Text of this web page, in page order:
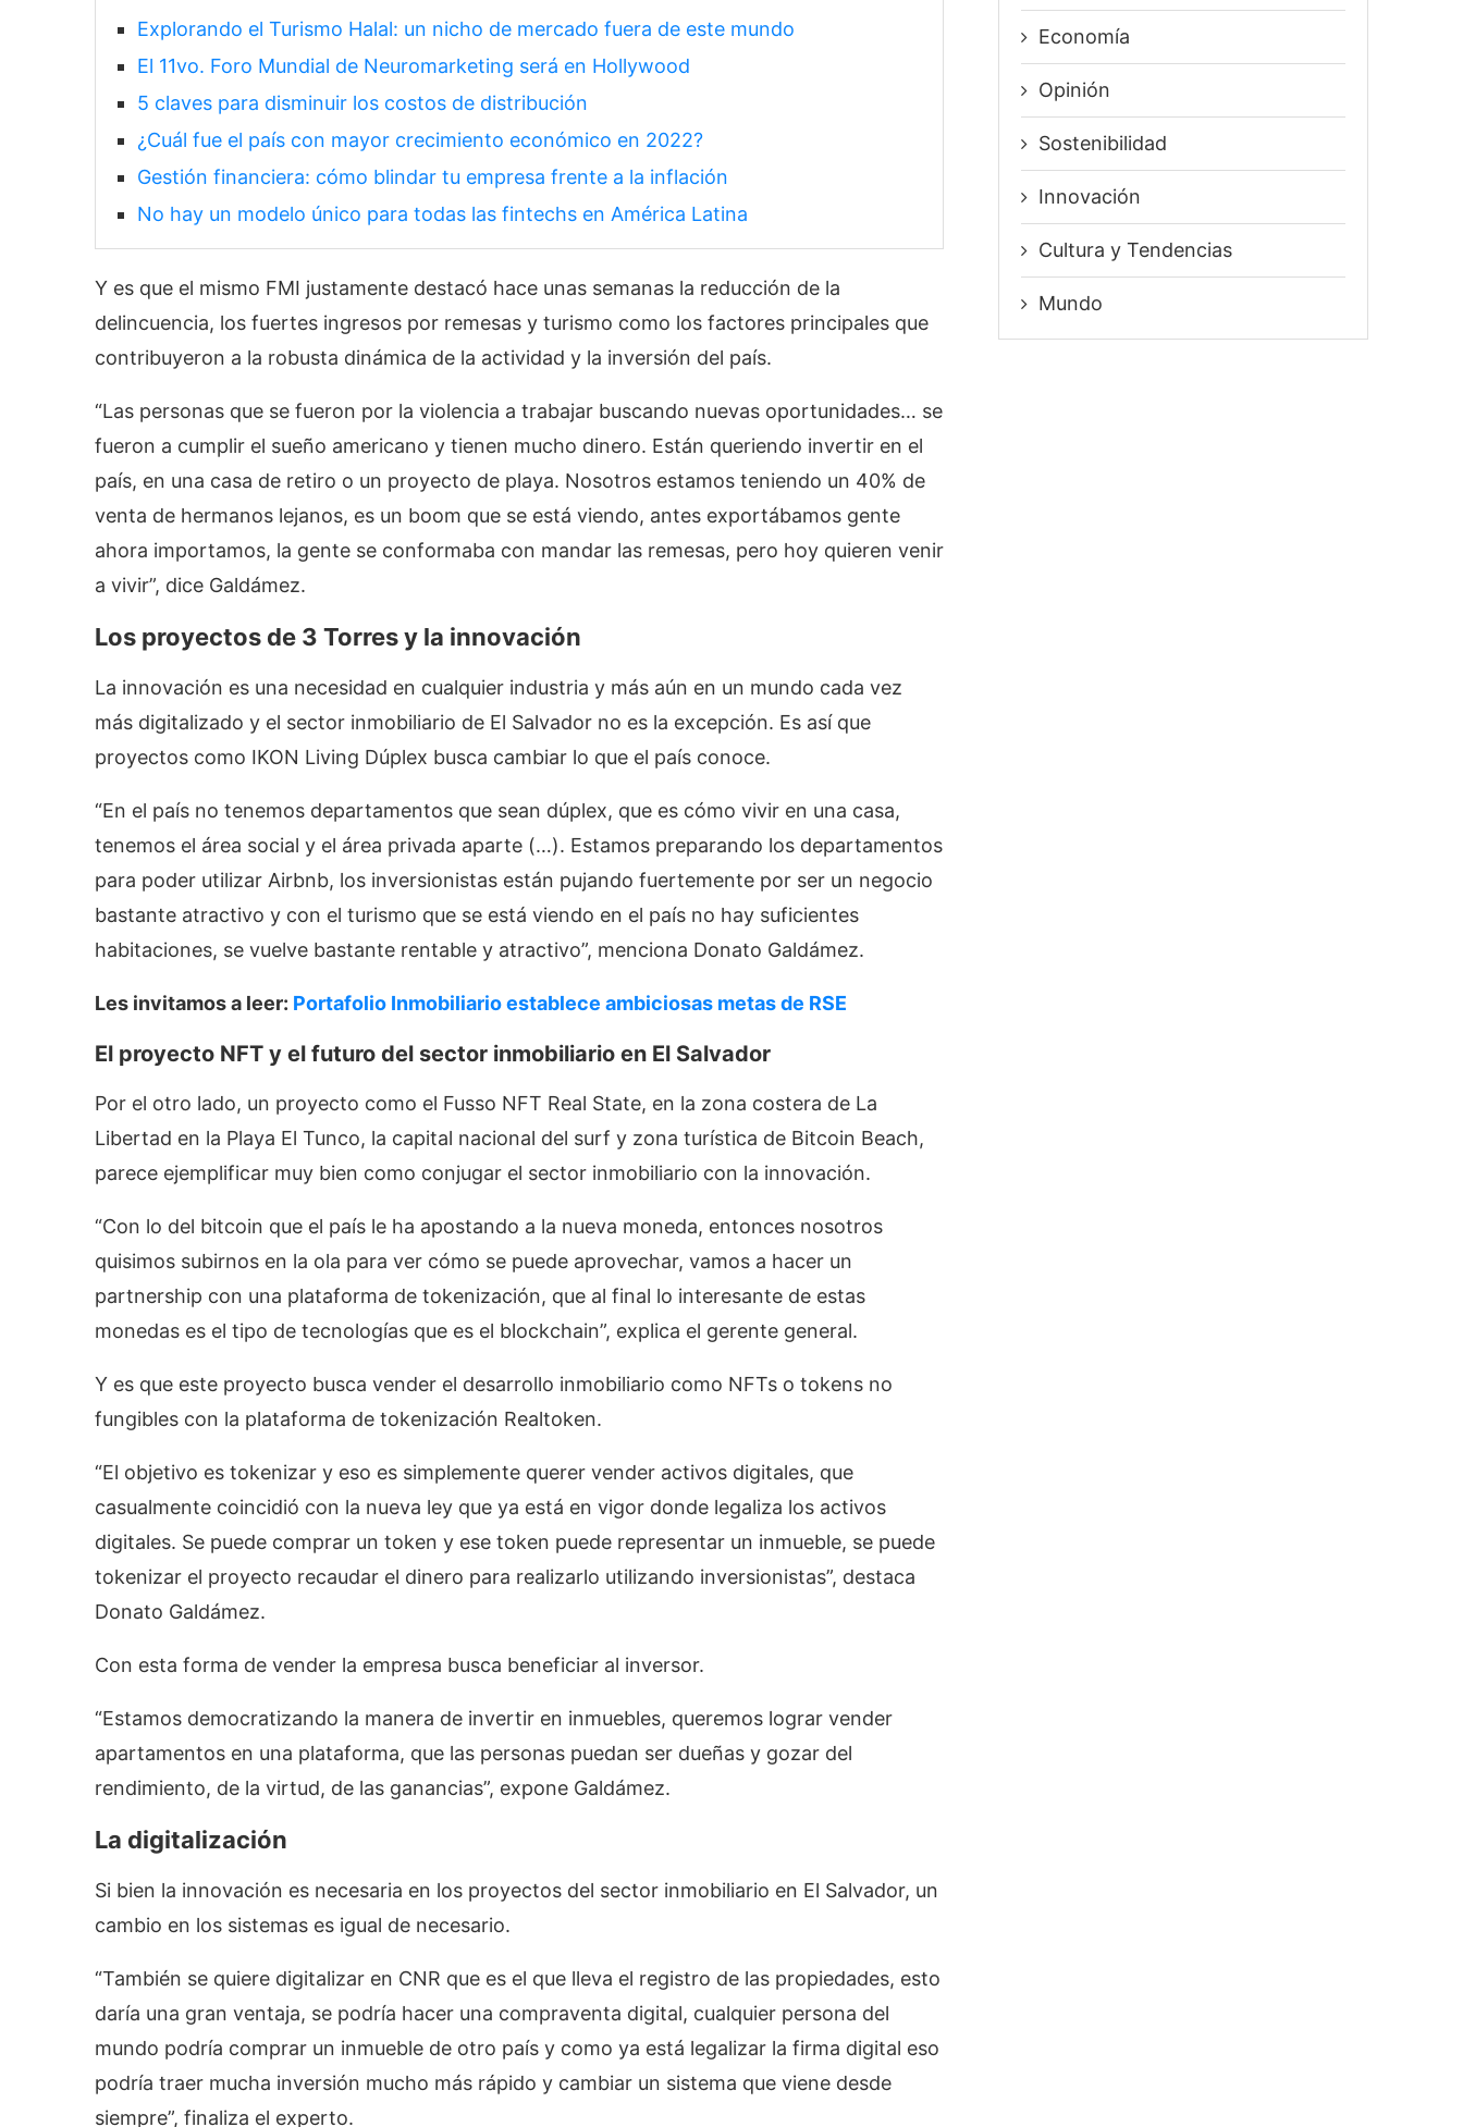
Explorando el Turismo Halal: un nicho de mercado fuera de este mundo
El 11vo. Foro Mundial de Neuromarketing será en Hollywood
5 claves para disminuir los costos de distribución
¿Cuál fue el país con mayor crecimiento económico en 2022?
Gestión financiera: cómo blindar tu empresa frente a la inflación
No hay un modelo único para todas las fintechs en América Latina
Y es que el mismo FMI justamente destacó hace unas semanas la reducción de la
delincuencia, los fuertes ingresos por remesas y turismo como los factores principales que
contribuyeron a la robusta dinámica de la actividad y la inversión del país.
“Las personas que se fueron por la violencia a trabajar buscando nuevas oportunidades… se
fueron a cumplir el sueño americano y tienen mucho dinero. Están queriendo invertir en el
país, en una casa de retiro o un proyecto de playa. Nosotros estamos teniendo un 40% de
venta de hermanos lejanos, es un boom que se está viendo, antes exportábamos gente
ahora importamos, la gente se conformaba con mandar las remesas, pero hoy quieren venir
a vivir”, dice Galdámez.
Los proyectos de 3 Torres y la innovación
La innovación es una necesidad en cualquier industria y más aún en un mundo cada vez
más digitalizado y el sector inmobiliario de El Salvador no es la excepción. Es así que
proyectos como IKON Living Dúplex busca cambiar lo que el país conoce.
“En el país no tenemos departamentos que sean dúplex, que es cómo vivir en una casa,
tenemos el área social y el área privada aparte (…). Estamos preparando los departamentos
para poder utilizar Airbnb, los inversionistas están pujando fuertemente por ser un negocio
bastante atractivo y con el turismo que se está viendo en el país no hay suficientes
habitaciones, se vuelve bastante rentable y atractivo”, menciona Donato Galdámez.
Les invitamos a leer: Portafolio Inmobiliario establece ambiciosas metas de RSE
El proyecto NFT y el futuro del sector inmobiliario en El Salvador
Por el otro lado, un proyecto como el Fusso NFT Real State, en la zona costera de La
Libertad en la Playa El Tunco, la capital nacional del surf y zona turística de Bitcoin Beach,
parece ejemplificar muy bien como conjugar el sector inmobiliario con la innovación.
“Con lo del bitcoin que el país le ha apostando a la nueva moneda, entonces nosotros
quisimos subirnos en la ola para ver cómo se puede aprovechar, vamos a hacer un
partnership con una plataforma de tokenización, que al final lo interesante de estas
monedas es el tipo de tecnologías que es el blockchain”, explica el gerente general.
Y es que este proyecto busca vender el desarrollo inmobiliario como NFTs o tokens no
fungibles con la plataforma de tokenización Realtoken.
“El objetivo es tokenizar y eso es simplemente querer vender activos digitales, que
casualmente coincidió con la nueva ley que ya está en vigor donde legaliza los activos
digitales. Se puede comprar un token y ese token puede representar un inmueble, se puede
tokenizar el proyecto recaudar el dinero para realizarlo utilizando inversionistas”, destaca
Donato Galdámez.
Con esta forma de vender la empresa busca beneficiar al inversor.
“Estamos democratizando la manera de invertir en inmuebles, queremos lograr vender
apartamentos en una plataforma, que las personas puedan ser dueñas y gozar del
rendimiento, de la virtud, de las ganancias”, expone Galdámez.
La digitalización
Si bien la innovación es necesaria en los proyectos del sector inmobiliario en El Salvador, un
cambio en los sistemas es igual de necesario.
“También se quiere digitalizar en CNR que es el que lleva el registro de las propiedades, esto
daría una gran ventaja, se podría hacer una compraventa digital, cualquier persona del
mundo podría comprar un inmueble de otro país y como ya está legalizar la firma digital eso
podría traer mucha inversión mucho más rápido y cambiar un sistema que viene desde
siempre”, finaliza el experto.
Economía
Opinión
Sostenibilidad
Innovación
⁠Cultura y Tendencias
Mundo